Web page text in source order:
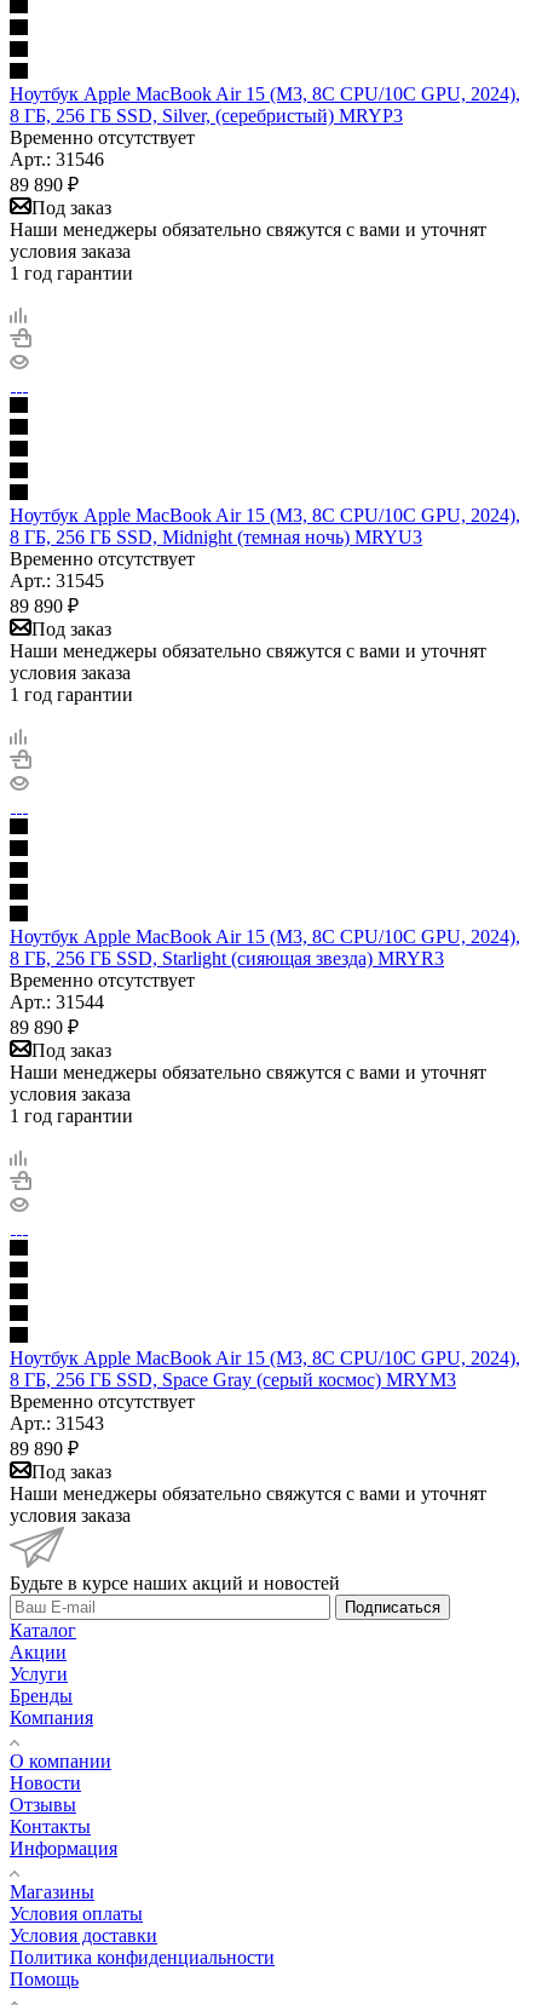
Ноутбук Apple MacBook Air 15 (M3, 8C CPU/10C GPU, 2024),
8 ГБ, 256 ГБ SSD, Silver, (серебристый) MRYP3
Временно отсутствует
Арт.: 31546
89 890 ₽
Под заказ
Наши менеджеры обязательно свяжутся с вами и уточнят
условия заказа
1 год гарантии
Ноутбук Apple MacBook Air 15 (M3, 8C CPU/10C GPU, 2024),
8 ГБ, 256 ГБ SSD, Midnight (темная ночь) MRYU3
Временно отсутствует
Арт.: 31545
89 890 ₽
Под заказ
Наши менеджеры обязательно свяжутся с вами и уточнят
условия заказа
1 год гарантии
Ноутбук Apple MacBook Air 15 (M3, 8C CPU/10C GPU, 2024),
8 ГБ, 256 ГБ SSD, Starlight (сияющая звезда) MRYR3
Временно отсутствует
Арт.: 31544
89 890 ₽
Под заказ
Наши менеджеры обязательно свяжутся с вами и уточнят
условия заказа
1 год гарантии
Ноутбук Apple MacBook Air 15 (M3, 8C CPU/10C GPU, 2024),
8 ГБ, 256 ГБ SSD, Space Gray (серый космос) MRYM3
Временно отсутствует
Арт.: 31543
89 890 ₽
Под заказ
Наши менеджеры обязательно свяжутся с вами и уточнят
условия заказа
Будьте в курсе наших акций и новостей
Подписаться
Каталог
Акции
Услуги
Бренды
Компания
О компании
Новости
Отзывы
Контакты
Информация
Магазины
Условия оплаты
Условия доставки
Политика конфиденциальности
Помощь